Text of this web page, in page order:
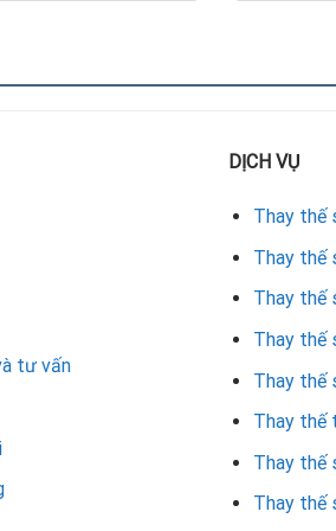
viên chuyên nghiệp với các bước:
ổn định.
RX 6800 tại Repair
tư vấn
DỊCH VỤ
Thay thế
Thay thế
Thay thế
Thay thế
Thay thế
Thay thế
Thay thế
Thay thế